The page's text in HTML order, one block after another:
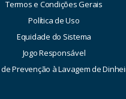
Termos e Condições Gerais
Política de Uso
Equidade do Sistema
Jogo Responsável
de Prevenção à Lavagem de